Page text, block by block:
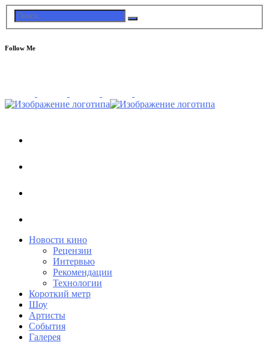
Follow Me
Новости кино
Рецензии
Интервью
Рекомендации
Технологии
Короткий метр
Шоу
Артисты
События
Галерея